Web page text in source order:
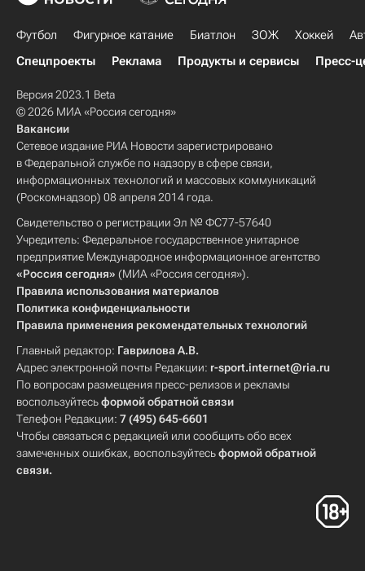
Футбол Фигурное катание Биатлон ЗОЖ Хоккей
Спецпроекты
Реклама Продукты и сервисы Пресс-
Версия 2023.1 Beta
© 2026 МИА «Россия сегодня»
Вакансии
Сетевое издание РИА Новости зарегистрировано
в Федеральной службе по надзору в сфере связи,
информационных технологий и массовых коммуникаций
(Роскомнадзор) 08 апреля 2014 года.
Свидетельство о регистрации Эл № ФС77-57640
Учредитель: Федеральное государственное унитарное
предприятие Международное информационное агентство
«Россия сегодня» (МИА «Россия сегодня»).
Правила использования материалов
Политика конфиденциальности
Правила применения рекомендательных технологий
Главный редактор: Гаврилова А.В.
Адрес электронной почты Редакции: r-sport.internet@ria.ru
По вопросам размещения пресс-релизов и рекламы
воспользуйтесьформой обратной связи
Телефон Редакции: 7 (495) 645-6601
Чтобы связаться с редакцией или сообщить обо всех
замеченных ошибках, воспользуйтесьформой обратной
связи.